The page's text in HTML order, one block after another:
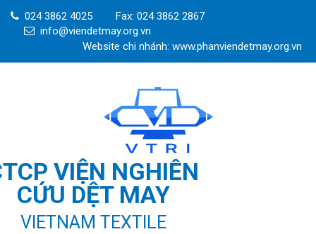
024 3862 4025
Fax: 024 3862 2867
info@viendetmay.org.vn
Website chi nhánh: www.phanviendetmay.org.vn
VIỆN NGHIÊN
CỨU DỆT MAY
VIETNAM TEXTILE